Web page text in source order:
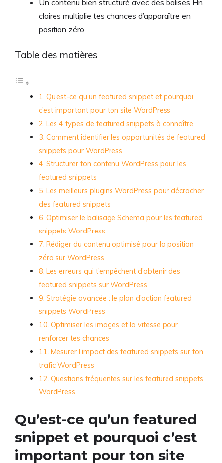
Un contenu bien structuré avec des balises Hn
claires multiplie tes chances d’apparaître en
position zéro
Table des matières
Qu’est-ce qu’un featured snippet et pourquoi
c’est important pour ton site WordPress
Les 4 types de featured snippets à connaître
Comment identifier les opportunités de featured
snippets pour WordPress
Structurer ton contenu WordPress pour les
featured snippets
Les meilleurs plugins WordPress pour décrocher
des featured snippets
Optimiser le balisage Schema pour les featured
snippets WordPress
Rédiger du contenu optimisé pour la position
zéro sur WordPress
Les erreurs qui t’empêchent d’obtenir des
featured snippets sur WordPress
Stratégie avancée : le plan d’action featured
snippets WordPress
Optimiser les images et la vitesse pour
renforcer tes chances
Mesurer l’impact des featured snippets sur ton
trafic WordPress
Questions fréquentes sur les featured snippets
WordPress
Qu’est-ce qu’un featured
snippet et pourquoi c’est
important pour ton site